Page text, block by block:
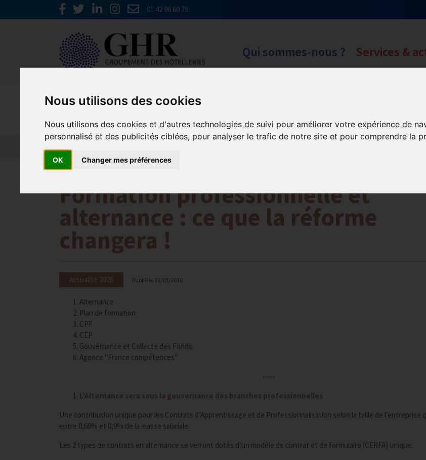
Nous utilisons des cookies
Nous utilisons des cookies et d'autres technologies de suivi pour améliorer votre expérience de
personnalisé et des publicités ciblées, pour analyser le trafic de notre site et pour comprendre la
OK Changer mes préférences
01 42 96 60 75
Qui sommes-nous ? Services &
Emploi, Formation et Handicap
Formation professionnelle et
alternance : ce que la réforme
changera !
Actualité 2026 Publié le 11/03/2018
Alternance
Plan de formation
CPF
CEP
Gouvernance et Collecte des Fonds
Agence "France compétences"
-----
L’Alternance sera sous la gouvernance des branches professionnelles
Une contribution unique pour les Contrats d’Apprentissage et de Professionnalisation selon la taille de l’entreprise
entre 0,68% et 0,9% de la masse salariale.
Les 2 types de contrats en alternance se verront dotés d’un modèle de contrat et de formulaire (CERFA) unique.